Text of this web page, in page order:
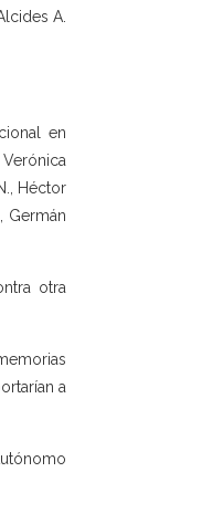
A.
en
Héctor
Germán
otra
a